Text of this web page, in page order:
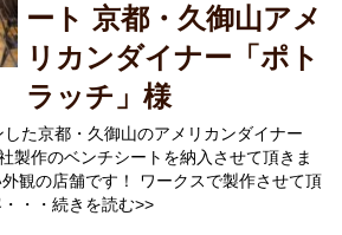
ート 京都・久御山アメ
リカンダイナー「ポト
ラッチ」様
た京都・久御山のアメリカンダイナー
製作のベンチシートを納入させて頂きま
観の店舗です！ ワークスで製作させて頂
・・続きを読む>>